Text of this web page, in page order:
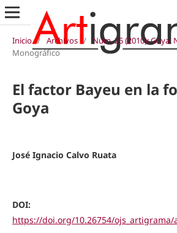
Inicio / Archivos / Núm. 25 (2010): Goya.
Monográfico
El factor Bayeu en la
Goya
José Ignacio Calvo Ruata
DOI:
https://doi.org/10.26754/ojs_artigrama/